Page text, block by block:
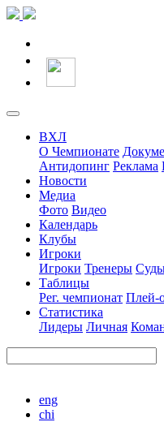
ВХЛ
О Чемпионате
Антидопинг Реклама
Новости
Медиа
Фото Видео
Календарь
Клубы
Игроки
Игроки Тренеры
Таблицы
Рег. чемпионат Плей-
Статистика
Лидеры Личная
eng
chi